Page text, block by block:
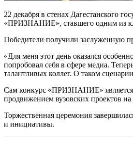
22 декабря в стенах Дагестанского
«ПРИЗНАНИЕ», ставшего одним из
Победители получили заслуженную
«Для меня этот день оказался
попробовал себя в сфере медиа.
талантливых коллег. О таком
Сам конкурс «ПРИЗНАНИЕ» является
продвижением вузовских проектов
Торжественная церемония
и инициативы.